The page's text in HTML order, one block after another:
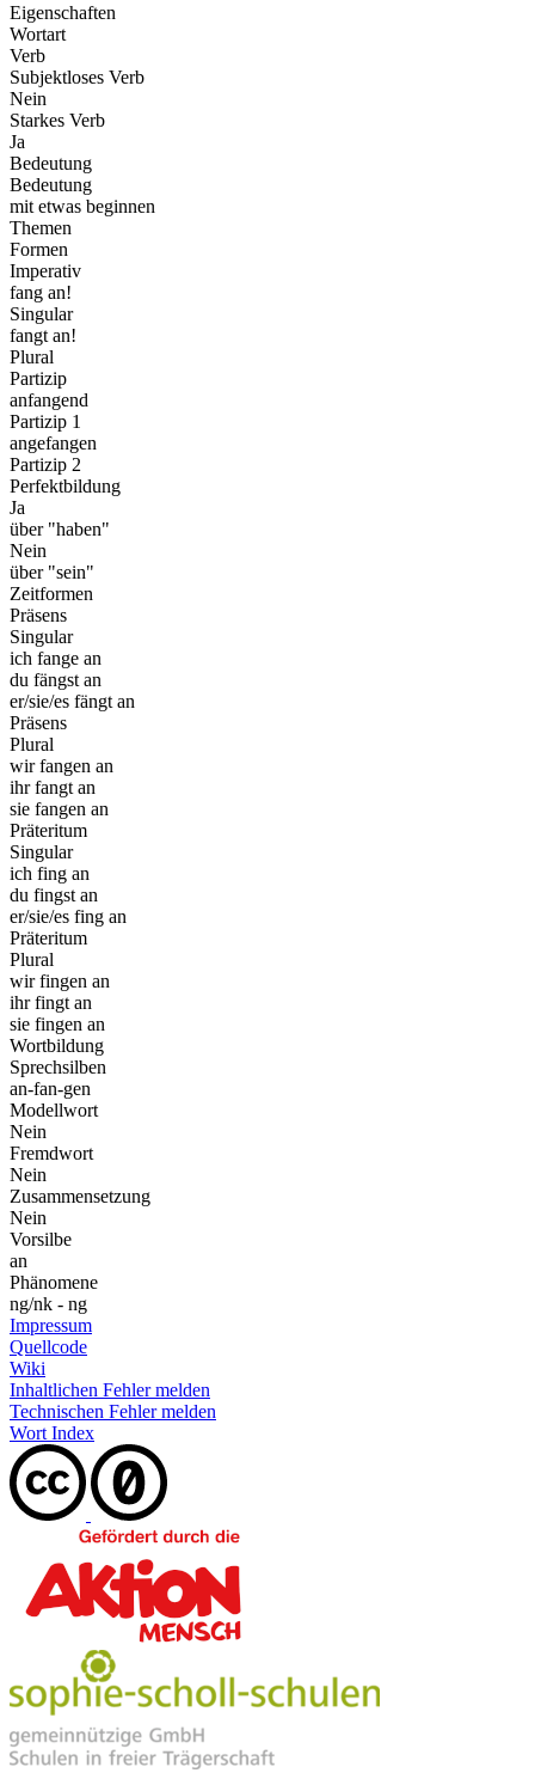
Eigenschaften
Wortart
Verb
Subjektloses Verb
Nein
Starkes Verb
Ja
Bedeutung
Bedeutung
mit etwas beginnen
Themen
Formen
Imperativ
fang an!
Singular
fangt an!
Plural
Partizip
anfangend
Partizip 1
angefangen
Partizip 2
Perfektbildung
Ja
über "haben"
Nein
über "sein"
Zeitformen
Präsens
Singular
ich fange an
du fängst an
er/sie/es fängt an
Präsens
Plural
wir fangen an
ihr fangt an
sie fangen an
Präteritum
Singular
ich fing an
du fingst an
er/sie/es fing an
Präteritum
Plural
wir fingen an
ihr fingt an
sie fingen an
Wortbildung
Sprechsilben
an-fan-gen
Modellwort
Nein
Fremdwort
Nein
Zusammensetzung
Nein
Vorsilbe
an
Phänomene
ng/nk - ng
Impressum
Quellcode
Wiki
Inhaltlichen Fehler melden
Technischen Fehler melden
Wort Index